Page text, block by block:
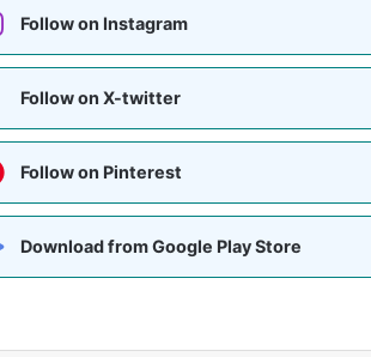
Follow on Instagram
Follow on X-twitter
Follow on Pinterest
Download from Google Play Store